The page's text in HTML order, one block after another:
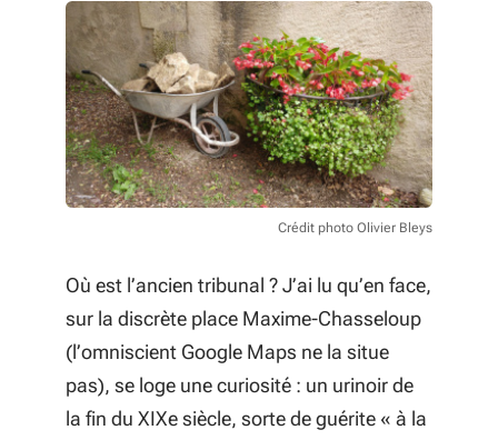
Crédit photo Olivier Bleys
Où est l’ancien tribunal ? J’ai lu qu’en face,
sur la discrète place Maxime-Chasseloup
(l’omniscient Google Maps ne la situe
pas), se loge une curiosité : un urinoir de
la fin du XIXe siècle, sorte de guérite « à la